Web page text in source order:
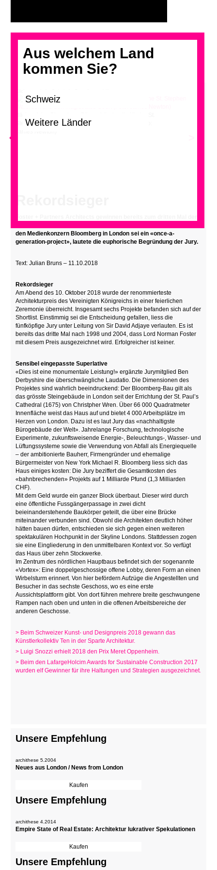
Aus welchem Land
kommen Sie?
Stephen Walbrook und den Magistrates Court (Foto:
<
den Medienkonzern Bloomberg in London sei ein «once-a-
generation-project», lautete die euphorische Begründung der Jury.
Text: Julian Bruns – 11.10.2018
Rekordsieger
Am Abend des 10. Oktober 2018 wurde der renommierteste
Architekturpreis des Vereinigten Königreichs in einer feierlichen
Zeremonie überreicht. Insgesamt sechs Projekte befanden sich auf der
Shortlist. Einstimmig sei die Entscheidung gefallen, liess die
fünfköpfige Jury unter Leitung von Sir David Adjaye verlauten. Es ist
bereits das dritte Mal nach 1998 und 2004, dass Lord Norman Foster
mit diesem Preis ausgezeichnet wird. Erfolgreicher ist keiner.
Sensibel eingepasste Superlative
«Dies ist eine monumentale Leistung!» ergänzte Jurymitglied Ben
Derbyshire die überschwängliche Laudatio. Die Dimensionen des
Projektes sind wahrlich beeindruckend: Der Bloomberg-Bau gilt als
das grösste Steingebäude in London seit der Errichtung der St. Paul’s
Cathedral (1675) von Christpher Wren. Über 66 000 Quadratmeter
Innenfläche weist das Haus auf und bietet 4 000 Arbeitsplätze im
Herzen von London. Dazu ist es laut Jury das «nachhaltigste
Bürogebäude der Welt». Jahrelange Forschung, technologische
Experimente, zukunftsweisende Energie-, Beleuchtungs-, Wasser- und
Lüftungssysteme sowie die Verwendung von Abfall als Energiequelle
– der ambitionierte Bauherr, Firmengründer und ehemalige
Bürgermeister von New York Michael R. Bloomberg liess sich das
Haus einiges kosten: Die Jury beziffert die Gesamtkosten des
«bahnbrechenden» Projekts auf 1 Milliarde Pfund (1,3 Milliarden
CHF).
Mit dem Geld wurde ein ganzer Block überbaut. Dieser wird durch
eine öffentliche Fussgängerpassage in zwei dicht
beieinanderstehende Baukörper geteilt, die über eine Brücke
miteinander verbunden sind. Obwohl die Architekten deutlich höher
hätten bauen dürfen, entschieden sie sich gegen einen weiteren
spektakulären Hochpunkt in der Skyline Londons. Stattdessen zogen
sie eine Eingliederung in den unmittelbaren Kontext vor. So verfügt
das Haus über zehn Stockwerke.
Im Zentrum des nördlichen Hauptbaus befindet sich der sogenannte
«Vortex»: Eine doppelgeschossige offene Lobby, deren Form an einen
Wirbelsturm erinnert. Von hier befördern Aufzüge die Angestellten und
Besucher in das sechste Geschoss, wo es eine erste
Aussichtsplattform gibt. Von dort führen mehrere breite geschwungene
Rampen nach oben und unten in die offenen Arbeitsbereiche der
anderen Geschosse.
> Beim Schweizer Kunst- und Designpreis 2018 gewann das
Künstlerkollektiv Ten in der Sparte Architektur.
> Luigi Snozzi erhielt 2018 den Prix Meret Oppenheim.
> Beim den LafargeHolcim Awards for Sustainable Construction 2017
wurden elf Gewinner für ihre Haltungen und Strategien ausgezeichnet.
Unsere Empfehlung
archithese 5.2004
Neues aus London / News from London
Unsere Empfehlung
archithese 4.2014
Empire State of Real Estate: Architektur lukrativer Spekulationen
Unsere Empfehlung